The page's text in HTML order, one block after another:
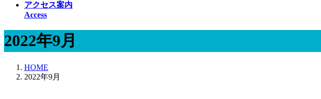
アクセス案内
Access
2022年9月
HOME
2022年9月